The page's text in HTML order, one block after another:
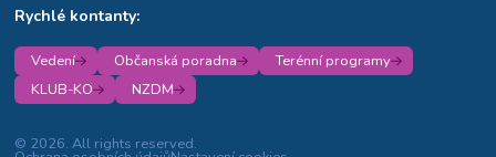
Rychlé kontanty:
Vedení Občanská poradna
Terénní programy
KLUB-KO
NZDM
© 2026. All rights reserved.